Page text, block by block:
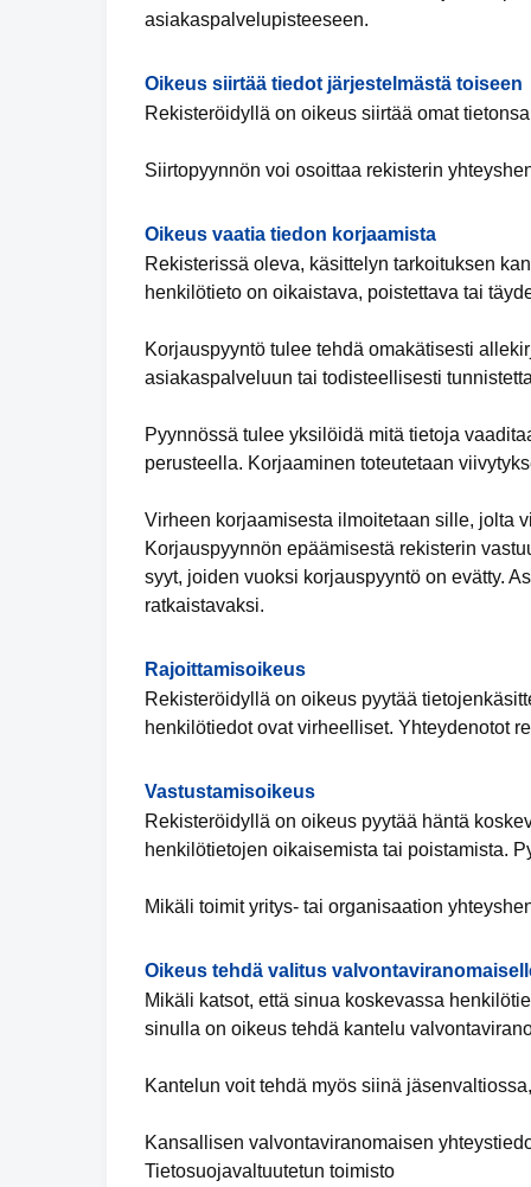
asiakaspalvelupisteeseen.
Oikeus siirtää tiedot järjestelmästä toiseen
Rekisteröidyllä on oikeus siirtää omat
Siirtopyynnön voi osoittaa rekisterin
Oikeus vaatia tiedon korjaamista
Rekisterissä oleva, käsittelyn tarkoituksen
henkilötieto on oikaistava, poistettava tai
Korjauspyyntö tulee tehdä omakätisesti
asiakaspalveluun tai todisteellisesti
Pyynnössä tulee yksilöidä mitä tietoja
perusteella. Korjaaminen toteutetaan
Virheen korjaamisesta ilmoitetaan sille, jolta
Korjauspyynnön epäämisestä rekisterin
syyt, joiden vuoksi korjauspyyntö on evätty.
ratkaistavaksi.
Rajoittamisoikeus
Rekisteröidyllä on oikeus pyytää
henkilötiedot ovat virheelliset. Yhteydenotot
Vastustamisoikeus
Rekisteröidyllä on oikeus pyytää häntä
henkilötietojen oikaisemista tai poistamista.
Mikäli toimit yritys- tai organisaation
Oikeus tehdä valitus
Mikäli katsot, että sinua koskevassa
sinulla on oikeus tehdä kantelu
Kantelun voit tehdä myös siinä
Kansallisen valvontaviranomaisen
Tietosuojavaltuutetun toimisto